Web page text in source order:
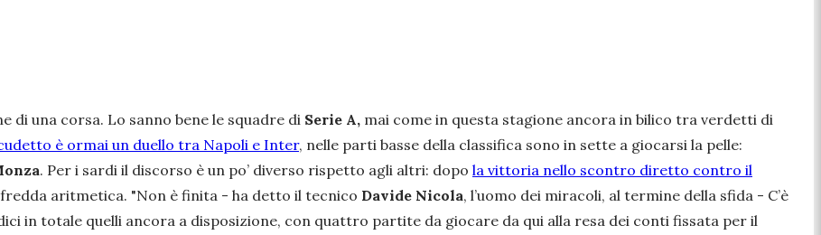
di una corsa. Lo sanno bene le squadre di Serie A, mai come in questa stagione ancora in bilico tra verdetti di
è ormai un duello tra Napoli e Inter, nelle parti basse della classifica sono in sette a giocarsi la pelle:
. Per i sardi il discorso è un po’ diverso rispetto agli altri: dopo la vittoria nello scontro diretto contro il
aritmetica. "Non è finita - ha detto il tecnico Davide Nicola, l’uomo dei miracoli, al termine della sfida - C’è
in totale quelli ancora a disposizione, con quattro partite da giocare da qui alla resa dei conti fissata per il